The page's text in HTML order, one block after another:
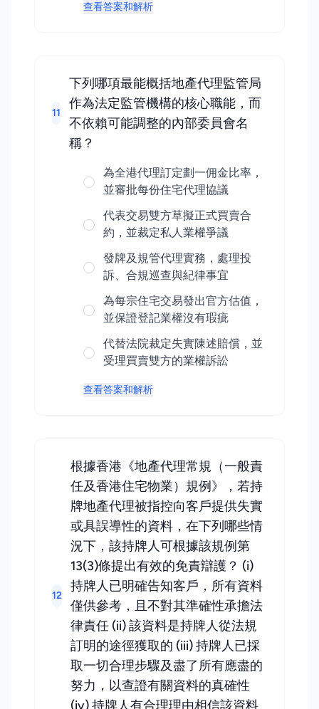
查看答案和解析
11
下列哪項最能概括地產代理監管局
作為法定監管機構的核心職能，而
不依賴可能調整的內部委員會名
稱？
為全港代理訂定劃一佣金比率，
並審批每份住宅代理協議
代表交易雙方草擬正式買賣合
約，並裁定私人業權爭議
發牌及規管代理實務，處理投
訴、合規巡查與紀律事宜
為每宗住宅交易發出官方估值，
並保證登記業權沒有瑕疵
代替法院裁定失實陳述賠償，並
受理買賣雙方的業權訴訟
查看答案和解析
12
根據香港《地產代理常規（一般責
任及香港住宅物業）規例》，若持
牌地產代理被指控向客戶提供失實
或具誤導性的資料，在下列哪些情
況下，該持牌人可根據該規例第
13(3)條提出有效的免責辯護？ (i)
持牌人已明確告知客戶，所有資料
僅供參考，且不對其準確性承擔法
律責任 (ii) 該資料是持牌人從法規
訂明的途徑獲取的 (iii) 持牌人已採
取一切合理步驟及盡了所有應盡的
努力，以查證有關資料的真確性
(iv) 持牌人有合理理由相信該資料